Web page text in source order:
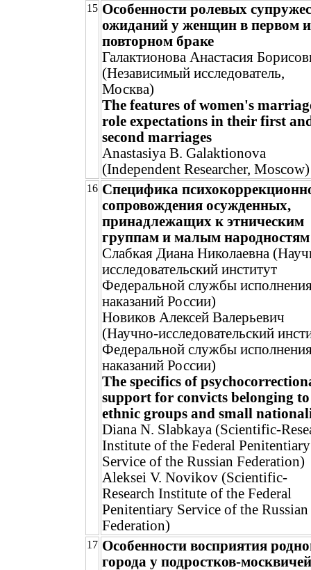
15 Особенности ролевых
ожиданий у женщин в первом и
повторном браке
Галактионова Анастасия
(Независимый исследователь,
Москва)
The features of women's
role expectations in their first
second marriages
Anastasiya B. Galaktionova
(Independent Researcher, Moscow)
16 Специфика
сопровождения осужденных,
принадлежащих к этническим
группам и малым народностям
Слабкая Диана Николаевна
исследовательский институт
Федеральной службы
наказаний России)
Новиков Алексей Валерьевич
(Научно-исследовательский
Федеральной службы
наказаний России)
The specifics of
support for convicts belonging to
ethnic groups and small
Diana N. Slabkaya (Scientific-
Institute of the Federal Penitentiary
Service of the Russian Federation)
Aleksei V. Novikov (Scientific-
Research Institute of the Federal
Penitentiary Service of the Russian
Federation)
17 Особенности восприятия
города у подростков-москвичей